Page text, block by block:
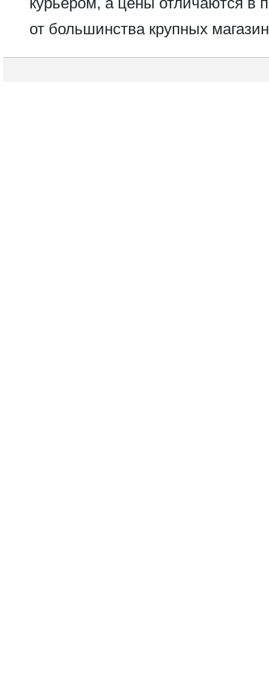
от большинства крупных